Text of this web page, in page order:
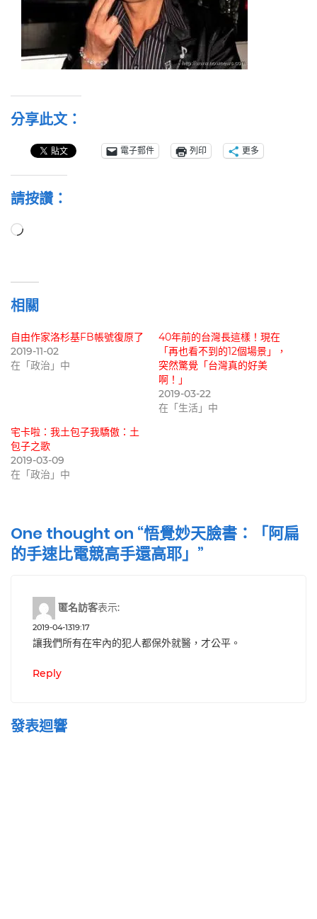
分享此文：
電子郵件 列印 更多
請按讚：
正
相關
自由作家洛杉基FB帳號復原了
2019-11-02
在「政治」中
40年前的台灣長這樣！現在
「再也看不到的12個場景」，
突然驚覺「台灣真的好美
啊！」
2019-03-22
在「生活」中
宅卡啦：我土包子我驕傲：土
包子之歌
2019-03-09
在「政治」中
One thought on “悟覺妙天臉書：「阿扁
的手速比電競高手還高耶」”
匿名訪客表示:
2019-04-1319:17
讓我們所有在牢內的犯人都保外就醫，才公平。
Reply
發表迴響